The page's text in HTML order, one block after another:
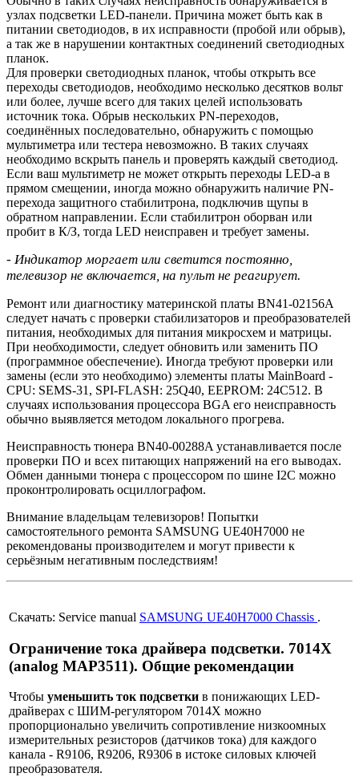
узлах подсветки LED-панели. Причина может быть как в
питании светодиодов, в их исправности (пробой или обрыв),
а так же в нарушении контактных соединений светодиодных
планок.
Для проверки светодиодных планок, чтобы открыть все
переходы светодиодов, необходимо несколько десятков вольт
или более, лучше всего для таких целей использовать
источник тока. Обрыв нескольких PN-переходов,
соединённых последовательно, обнаружить с помощью
мультиметра или тестера невозможно. В таких случаях
необходимо вскрыть панель и проверять каждый светодиод.
Если ваш мультиметр не может открыть переходы LED-а в
прямом смещении, иногда можно обнаружить наличие PN-
перехода защитного стабилитрона, подключив щупы в
обратном направлении. Если стабилитрон оборван или
пробит в К/З, тогда LED неисправен и требует замены.
- Индикатор моргает или светится постоянно,
телевизор не включается, на пульт не реагирует.
Ремонт или диагностику материнской платы BN41-02156A
следует начать с проверки стабилизаторов и преобразователей
питания, необходимых для питания микросхем и матрицы.
При необходимости, следует обновить или заменить ПО
(программное обеспечение). Иногда требуют проверки или
замены (если это необходимо) элементы платы MainBoard -
CPU: SEMS-31, SPI-FLASH: 25Q40, EEPROM: 24C512. В
случаях использования процессора BGA его неисправность
обычно выявляется методом локального прогрева.
Неисправность тюнера BN40-00288A устанавливается после
проверки ПО и всех питающих напряжений на его выводах.
Обмен данными тюнера с процессором по шине I2C можно
проконтролировать осциллографом.
Внимание владельцам телевизоров! Попытки
самостоятельного ремонта SAMSUNG UE40H7000 не
рекомендованы производителем и могут привести к
серьёзным негативным последствиям!
Скачать: Service manual SAMSUNG UE40H7000 Chassis .
Ограничение тока драйвера подсветки. 7014X
(analog MAP3511). Общие рекомендации
Чтобы уменьшить ток подсветки в понижающих LED-
драйверах с ШИМ-регулятором 7014X можно
пропорционально увеличить сопротивление низкоомных
измерительных резисторов (датчиков тока) для каждого
канала - R9106, R9206, R9306 в истоке силовых ключей
преобразователя.